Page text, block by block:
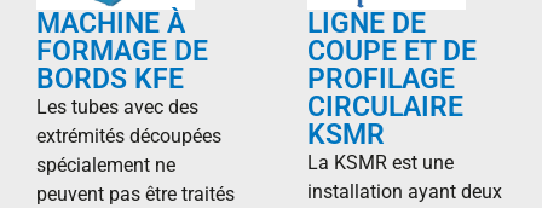
MACHINE À
FORMAGE DE
BORDS KFE
Les tubes avec des
extrémités découpées
spécialement ne
peuvent pas être traités
LIGNE DE
COUPE ET DE
PROFILAGE
CIRCULAIRE
KSMR
La KSMR est une
installation ayant deux